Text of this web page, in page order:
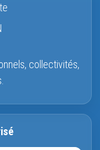
collectivités,